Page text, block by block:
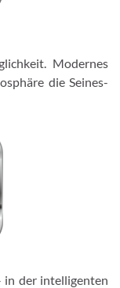
Modernes
die Seines-
in der intelligenten